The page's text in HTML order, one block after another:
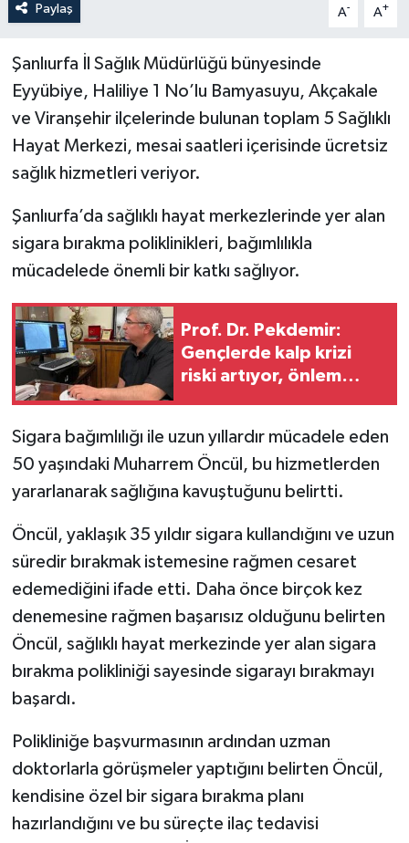
Paylaş A- A+
Şanlıurfa İl Sağlık Müdürlüğü bünyesinde
Eyyübiye, Haliliye 1 No’lu Bamyasuyu, Akçakale
ve Viranşehir ilçelerinde bulunan toplam 5 Sağlıklı
Hayat Merkezi, mesai saatleri içerisinde ücretsiz
sağlık hizmetleri veriyor.
Şanlıurfa’da sağlıklı hayat merkezlerinde yer alan
sigara bırakma poliklinikleri, bağımlılıkla
mücadelede önemli bir katkı sağlıyor.
Prof. Dr. Pekdemir:
Gençlerde kalp krizi
riski artıyor, önlem
Sigara bağımlılığı ile uzun yıllardır mücadele eden
50 yaşındaki Muharrem Öncül, bu hizmetlerden
yararlanarak sağlığına kavuştuğunu belirtti.
Öncül, yaklaşık 35 yıldır sigara kullandığını ve uzun
süredir bırakmak istemesine rağmen cesaret
edemediğini ifade etti. Daha önce birçok kez
denemesine rağmen başarısız olduğunu belirten
Öncül, sağlıklı hayat merkezinde yer alan sigara
bırakma polikliniği sayesinde sigarayı bırakmayı
başardı.
Polikliniğe başvurmasının ardından uzman
doktorlarla görüşmeler yaptığını belirten Öncül,
kendisine özel bir sigara bırakma planı
hazırlandığını ve bu süreçte ilaç tedavisi